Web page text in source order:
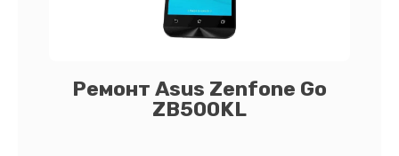
Ремонт Asus Zenfone Go
ZB500KL